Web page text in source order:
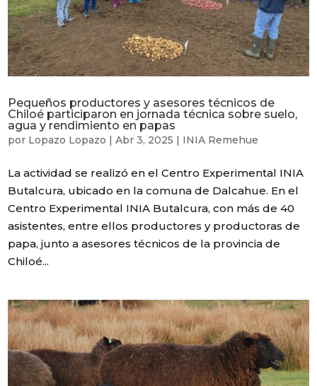
Pequeños productores y asesores técnicos de
Chiloé participaron en jornada técnica sobre suelo,
agua y rendimiento en papas
por Lopazo Lopazo |Abr 3, 2025 | INIA Remehue
La actividad se realizó en el Centro Experimental INIA
Butalcura, ubicado en la comuna de Dalcahue. En el
Centro Experimental INIA Butalcura, con más de 40
asistentes, entre ellos productores y productoras de
papa, junto a asesores técnicos de la provincia de
Chiloé...